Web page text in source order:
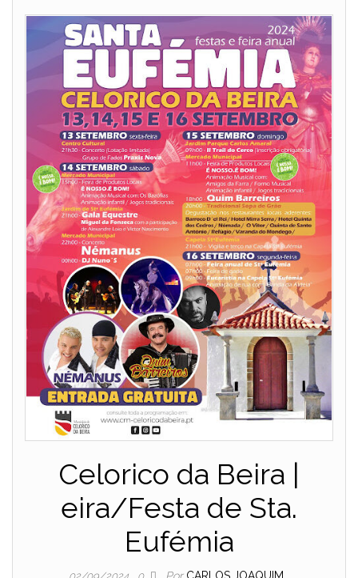
Celorico da Beira |
eira/Festa de Sta.
Eufémia